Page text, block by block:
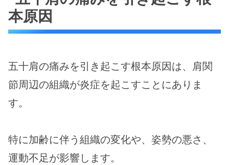
本原因
五十肩の痛みを引き起こす根本原因は、肩関
節周辺の組織が炎症を起こすことにありま
す。
特に加齢に伴う組織の変化や、姿勢の悪さ、
運動不足が影響します。